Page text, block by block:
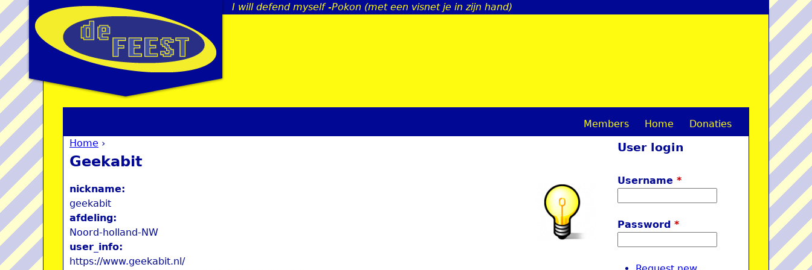
Jump to navigation
I will defend myself -Pokon (met een visnet je in zijn hand)
You are here
Home ›
Geekabit
nickname:
geekabit
afdeling:
Noord-holland-NW
user_info:
https://www.geekabit.nl/
M
n
e
Members Home Donaties
User login
Username*
Password*